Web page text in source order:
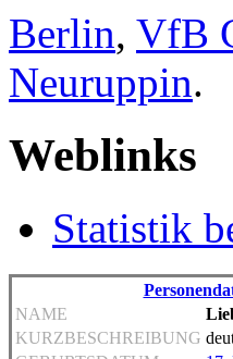
Berlin, VfB
Neuruppin.
Weblinks
Statistik
NAME
KURZBESCHREIBUNG